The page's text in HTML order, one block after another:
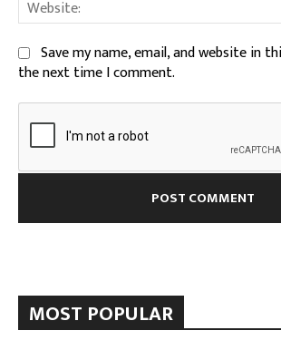
Save my name, email, and website in
the next time I comment.
MOST POPULAR